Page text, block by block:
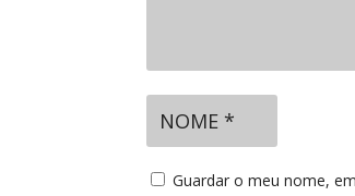
Guardar o meu nome,